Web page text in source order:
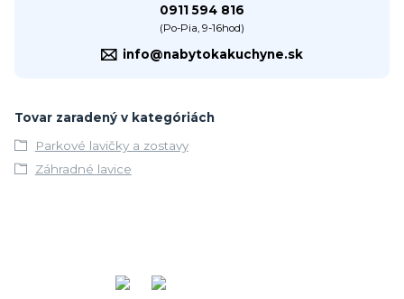
0911 594 816
(Po-Pia, 9-16hod)
info@nabytokakuchyne.sk
Tovar zaradený v kategóriách
Parkové lavičky a zostavy
Záhradné lavice